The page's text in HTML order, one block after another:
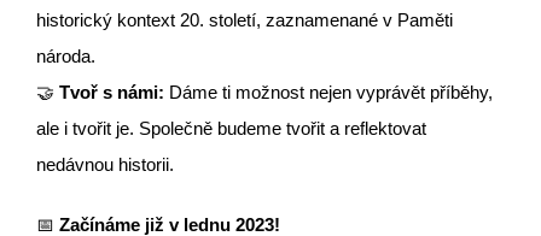
historický kontext 20. století, zaznamenané v Paměti
národa.
🤝 Tvoř s námi: Dáme ti možnost nejen vyprávět příběhy,
ale i tvořit je. Společně budeme tvořit a reflektovat
nedávnou historii.
📅 Začínáme již v lednu 2023!